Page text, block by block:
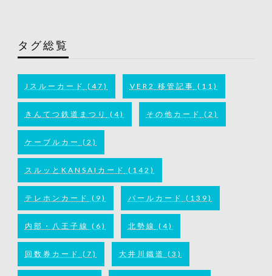
タグ総覧
Jスルーカード (47) VER2 移管記事 (11)
きんてつ鉄道まつり (4) その他カード (2)
ケーブルカー (2)
スルッとKANSAIカード (142)
テレホンカード (9) パールカード (139)
内部・八王子線 (6) 北勢線 (4)
回数券カード (7) 大井川鐵道 (3)